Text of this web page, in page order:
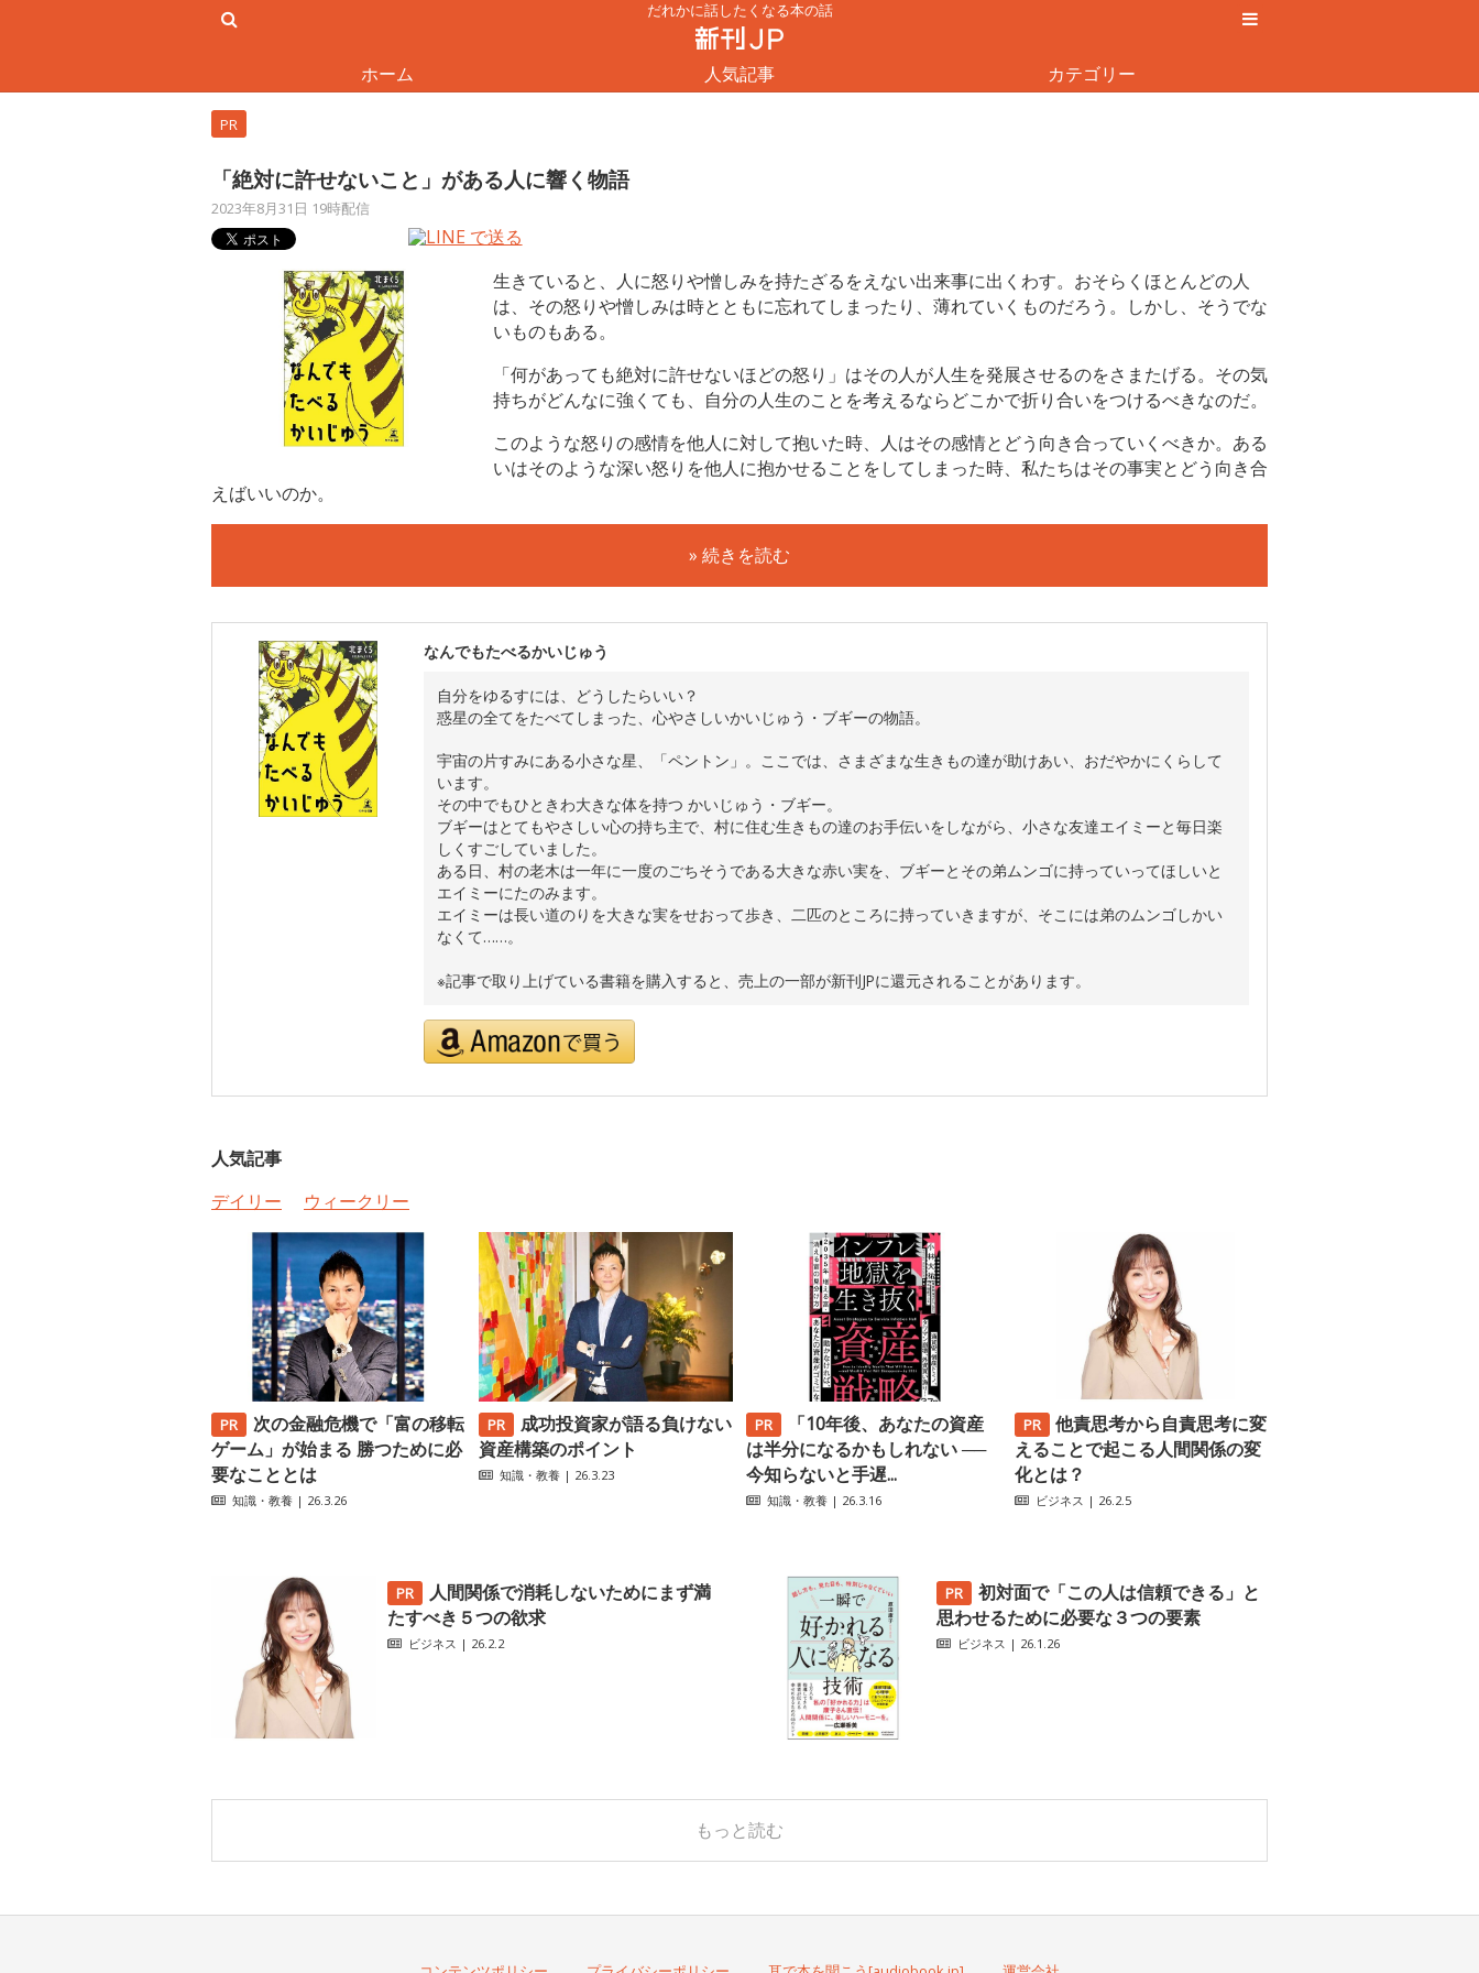
だれかに話したくなる本の話
ホーム 人気記事 カテゴリー
PR
「絶対に許せないこと」がある人に響く物語
2023年8月31日 19時配信
生きていると、人に怒りや憎しみを持たざるをえない出来事に出くわす。おそらくほとんどの人
は、その怒りや憎しみは時とともに忘れてしまったり、薄れていくものだろう。しかし、そうでな
いものもある。
「何があっても絶対に許せないほどの怒り」はその人が人生を発展させるのをさまたげる。その気
持ちがどんなに強くても、自分の人生のことを考えるならどこかで折り合いをつけるべきなのだ。
このような怒りの感情を他人に対して抱いた時、人はその感情とどう向き合っていくべきか。ある
いはそのような深い怒りを他人に抱かせることをしてしまった時、私たちはその事実とどう向き合
えばいいのか。
» 続きを読む
なんでもたべるかいじゅう
自分をゆるすには、どうしたらいい？
惑星の全てをたべてしまった、心やさしいかいじゅう・ブギーの物語。
宇宙の片すみにある小さな星、「ペントン」。ここでは、さまざまな生きもの達が助けあい、おだやかにくらして
います。
その中でもひときわ大きな体を持つ かいじゅう・ブギー。
ブギーはとてもやさしい心の持ち主で、村に住む生きもの達のお手伝いをしながら、小さな友達エイミーと毎日楽
しくすごしていました。
ある日、村の老木は一年に一度のごちそうである大きな赤い実を、ブギーとその弟ムンゴに持っていってほしいと
エイミーにたのみます。
エイミーは長い道のりを大きな実をせおって歩き、二匹のところに持っていきますが、そこには弟のムンゴしかい
なくて……。
※記事で取り上げている書籍を購入すると、売上の一部が新刊JPに還元されることがあります。
人気記事
デイリー
ウィークリー
次の金融危機で「富の移転
ゲーム」が始まる 勝つために必
要なこととは
知識・教養 | 26.3.26
成功投資家が語る負けない
資産構築のポイント
知識・教養 | 26.3.23
「10年後、あなたの資産
は半分になるかもしれない ──
今知らないと手遅...
知識・教養 | 26.3.16
他責思考から自責思考に変
えることで起こる人間関係の変
化とは？
ビジネス | 26.2.5
人間関係で消耗しないためにまず満
たすべき５つの欲求
ビジネス | 26.2.2
初対面で「この人は信頼できる」と
思わせるために必要な３つの要素
ビジネス | 26.1.26
もっと読む